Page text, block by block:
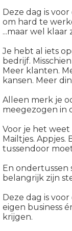
Deze dag is
om hard te
...maar wel klaar
Je hebt al iets
bedrijf.
Meer klanten.
kansen. Meer
Alleen merk je
meegezogen in
Voor je het
Mailtjes. Appjes.
tussendoor
En ondertussen
belangrijk zijn
Deze dag is
eigen business
krijgen.